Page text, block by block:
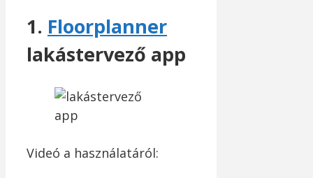
1. Floorplanner
lakástervező app
Videó a használatáról: